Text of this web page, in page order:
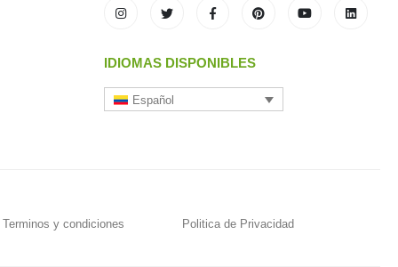
IDIOMAS DISPONIBLES
Español
Terminos y condiciones Politica de Privacidad